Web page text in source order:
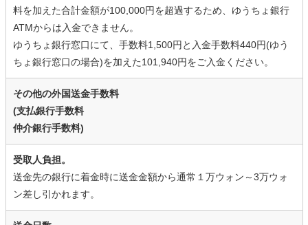
料を加えた合計金額が100,000円を超過するため、ゆうちょ銀行
ATMからは入金できません。
ゆうちょ銀行窓口にて、手数料1,500円と入金手数料440円(ゆう
ちょ銀行窓口の場合)を加えた101,940円をご入金ください。
その他の外国送金手数料
(支払銀行手数料
仲介銀行手数料)
受取人負担。
送金先の銀行に着金時に送金金額から通常１万ウォン～3万ウォ
ン差し引かれます。